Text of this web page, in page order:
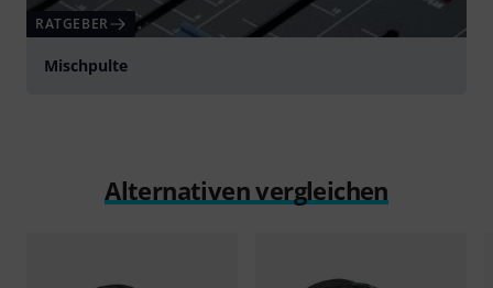
RATGEBER
Mischpulte
Alternativen vergleichen